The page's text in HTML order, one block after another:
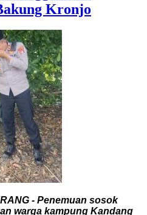
Kronjo
- Penemuan sosok
warga kampung Kandang